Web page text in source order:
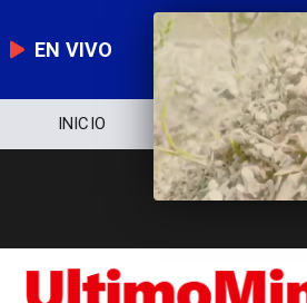
EN VIVO
INICIO NOTICIERO